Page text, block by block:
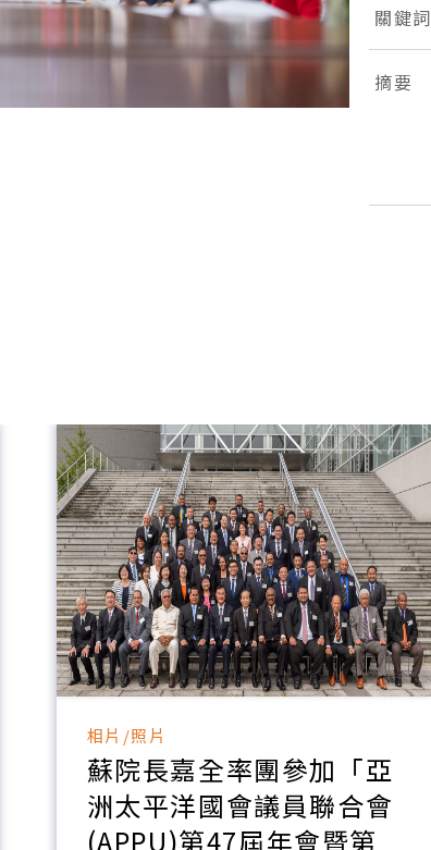
關鍵詞
摘要
相片/照片
蘇院長嘉全率團參加「亞
洲太平洋國會議員聯合會
(APPU)第47屆年會暨第